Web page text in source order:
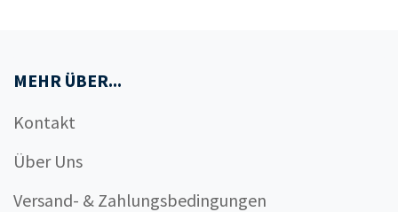
MEHR ÜBER...
Kontakt
Über Uns
Versand- & Zahlungsbedingungen